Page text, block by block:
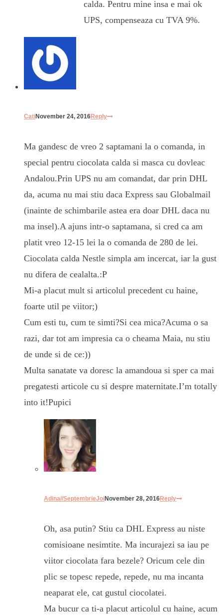
calda. Pentru mine insa e mai ok
UPS, compenseaza cu TVA 9%.
CatiNovember 24, 2016Reply
Ma gandesc de vreo 2 saptamani la o comanda, in
special pentru ciocolata calda si masca cu dovleac
Andalou.Prin UPS nu am comandat, dar prin DHL
da, acuma nu mai stiu daca Express sau Globalmail
(inainte de schimbarile astea era doar DHL daca nu
ma insel).A ajuns intr-o saptamana, si cred ca am
platit vreo 12-15 lei la o comanda de 280 de lei.
Ciocolata calda Nestle simpla am incercat, iar la gust
nu difera de cealalta.:P
Mi-a placut mult si articolul precedent cu haine,
foarte util pe viitor;)
Cum esti tu, cum te simti?Si cea mica?Acuma o sa
razi, dar tot am impresia ca o cheama Maia, nu stiu
de unde si de ce:))
Multa sanatate va doresc la amandoua si sper ca mai
pregatesti articole cu si despre maternitate.I’m totally
into it!Pupici
Adina//SeptembrieJoiNovember 28, 2016Reply
Oh, asa putin? Stiu ca DHL Express au niste
comisioane nesimtite. Ma incurajezi sa iau pe
viitor ciocolata fara bezele? Oricum cele din
plic se topesc repede, repede, nu ma incanta
neaparat ele, cat gustul ciocolatei.
Ma bucur ca ti-a placut articolul cu haine, acum